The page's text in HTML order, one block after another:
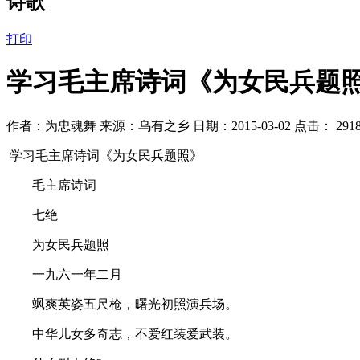
打印
学习毛主席诗词《为女民兵题
作者：为忠魂舞 来源：乌有之乡 日期：2015-03-02 点击：
学习毛主席诗词《为女民兵题照》
毛主席诗词
七绝
为女民兵题照
一九六一年二月
飒爽英姿五尺枪，曙光初照演兵场。
中华儿女多奇志，不爱红装爱武装。